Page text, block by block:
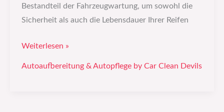
Bestandteil der Fahrzeugwartung, um sowohl die
Sicherheit als auch die Lebensdauer Ihrer Reifen
Weiterlesen »
Autoaufbereitung & Autopflege by Car Clean Devils